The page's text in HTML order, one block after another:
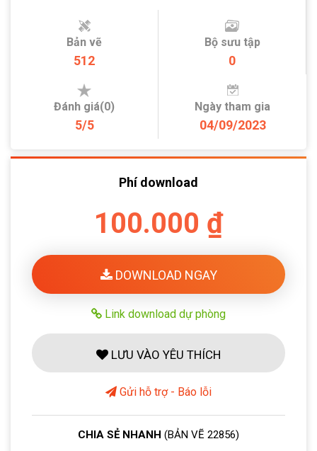
Bản vẽ
512
Bộ sưu tập
0
Đánh giá(0)
5/5
Ngày tham gia
04/09/2023
Phí download
100.000 ₫
DOWNLOAD NGAY
Link download dự phòng
LƯU VÀO YÊU THÍCH
Gửi hỗ trợ - Báo lỗi
CHIA SẺ NHANH (BẢN VẼ 22856)